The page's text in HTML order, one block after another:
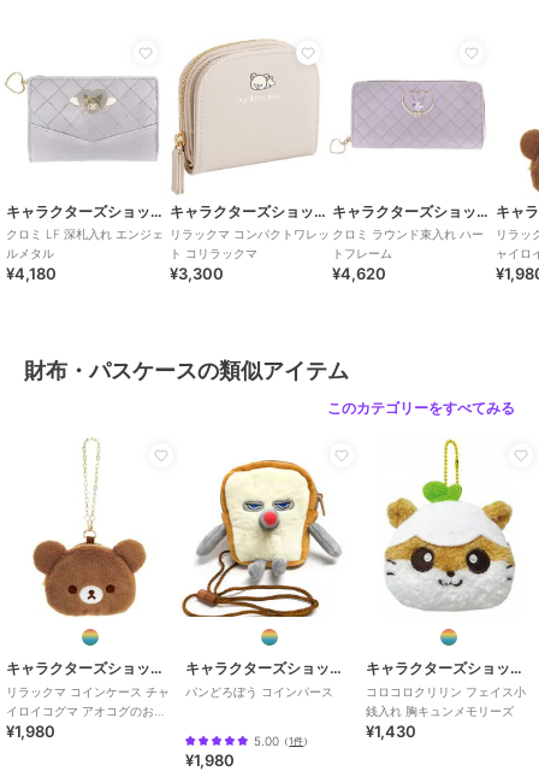
キャラクターズショップ ラフラフ
クロミ LF 深札入れ エンジェ
ルメタル
¥4,180
キャラクターズショップ ラフラフ
リラックマ コンパクトワレッ
ト コリラックマ
¥3,300
キャラクターズショップ ラフラフ
クロミ ラウンド束入れ ハー
トフレーム
¥4,620
リラッ
ャイロ
とまり
財布・パスケースの類似アイテム
このカテゴリーをすべてみる
キャラクターズショップ ラフラフ
リラックマ コインケース チャ
イロイコグマ アオコグのおと
まり
¥1,980
キャラクターズショップ ラフラフ
パンどろぼう コインパース
5.00 （1件）
¥1,980
キャラクターズショップ ラフラフ
コロコロクリリン フェイス小
銭入れ 胸キュンメモリーズ
¥1,430